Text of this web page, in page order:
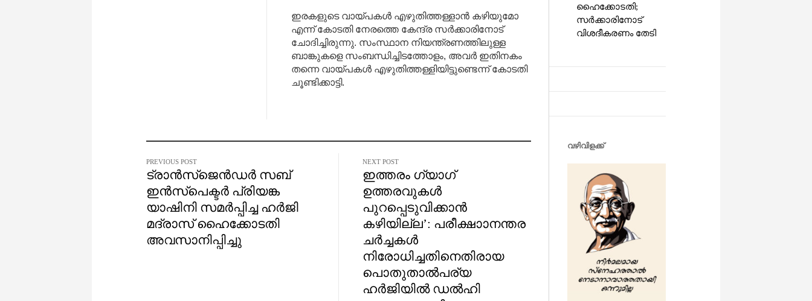
ഇരകളുടെ വായ്പകൾ എഴുതിത്തള്ളാൻ കഴിയുമോ
എന്ന് കോടതി നേരത്തെ കേന്ദ്ര സർക്കാരിനോട്
ചോദിച്ചിരുന്നു. സംസ്ഥാന നിയന്ത്രണത്തിലുള്ള
ബാങ്കുകളെ സംബന്ധിച്ചിടത്തോളം, അവർ ഇതിനകം
തന്നെ വായ്പകൾ എഴുതിത്തള്ളിയിട്ടുണ്ടെന്ന് കോടതി
ചൂണ്ടിക്കാട്ടി.
PREVIOUS POST
ട്രാൻസ്‌ജെൻഡർ സബ്
ഇൻസ്‌പെക്ടർ പ്രിയങ്ക
യാഷിനി സമർപ്പിച്ച ഹർജി
മദ്രാസ് ഹൈക്കോടതി
അവസാനിപ്പിച്ചു
NEXT POST
ഇത്തരം ഗ്യാഗ്
ഉത്തരവുകൾ
പുറപ്പെടുവിക്കാൻ
കഴിയില്ല’: പരീക്ഷാാനന്തര
ചർച്ചകൾ
നിരോധിച്ചതിനെതിരായ
പൊതുതാൽപര്യ
ഹർജിയിൽ ഡൽഹി
ഹൈക്കോടതി;
സർക്കാരിനോട്
വിശദീകരണം തേടി
വഴിവിളക്ക്